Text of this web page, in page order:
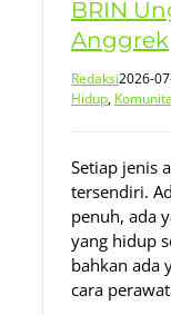
BRIN
Anggrek
Redaksi2026-
Hidup,
Setiap jenis
tersendiri.
penuh, ada
yang hidup
bahkan ada
cara